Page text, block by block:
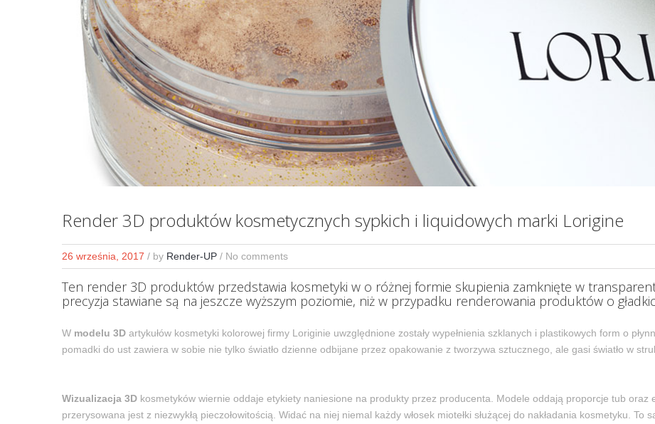
Render 3D produktów kosmetycznych sypkich i liquidowych marki Lorigine
26 września, 2017 / by Render-UP / No comments
Ten render 3D produktów przedstawia kosmetyki w o różnej formie skupienia zamknięte w
precyzja stawiane są na jeszcze wyższym poziomie, niż w przypadku renderowania produktów o
W modelu 3D artykułów kosmetyki kolorowej firmy Loriginie uwzględnione zostały wypełnienia szklanych i plastikowych form o
pomadki do ust zawiera w sobie nie tylko światło dzienne odbijane przez opakowanie z tworzywa sztucznego, ale gasi światło w
Wizualizacja 3D kosmetyków wiernie oddaje etykiety naniesione na produkty przez producenta. Modele oddają proporcje tub oraz
przerysowana jest z niezwykłą pieczołowitością. Widać na niej niemal każdy włosek miotełki służącej do nakładania kosmetyku.